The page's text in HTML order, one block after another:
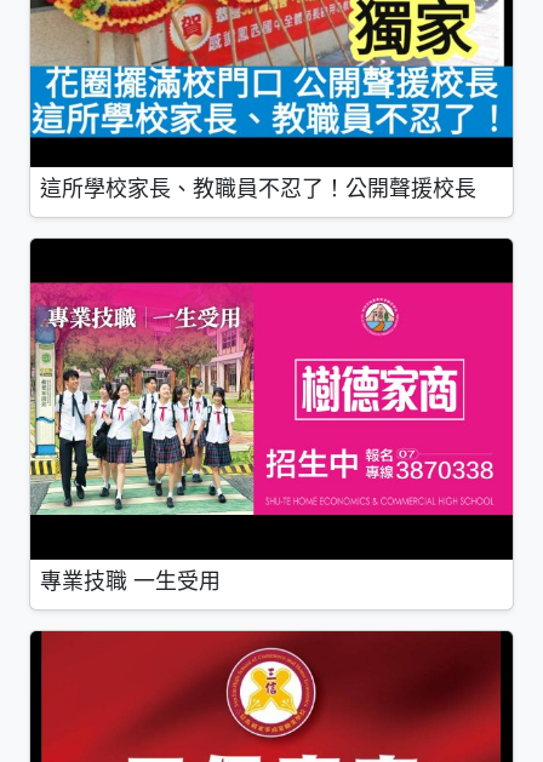
這所學校家長、教職員不忍了！公開聲援校長
專業技職 一生受用